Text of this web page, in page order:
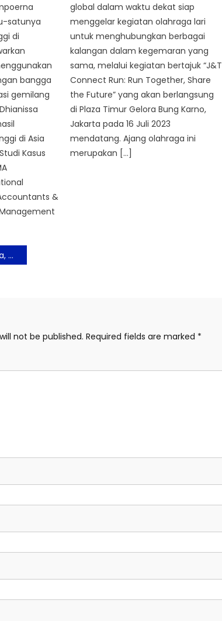
satunya
di
bangga
gemilang
di Asia
Kasus
&
global dalam waktu dekat siap
menggelar kegiatan olahraga lari
untuk menghubungkan berbagai
kalangan dalam kegemaran yang
sama, melalui kegiatan bertajuk “J&T
Connect Run: Run Together, Share
the Future” yang akan berlangsung
di Plaza Timur Gelora Bung Karno,
Jakarta pada 16 Juli 2023
mendatang. Ajang olahraga ini
merupakan […]
not be published. Required fields are marked *